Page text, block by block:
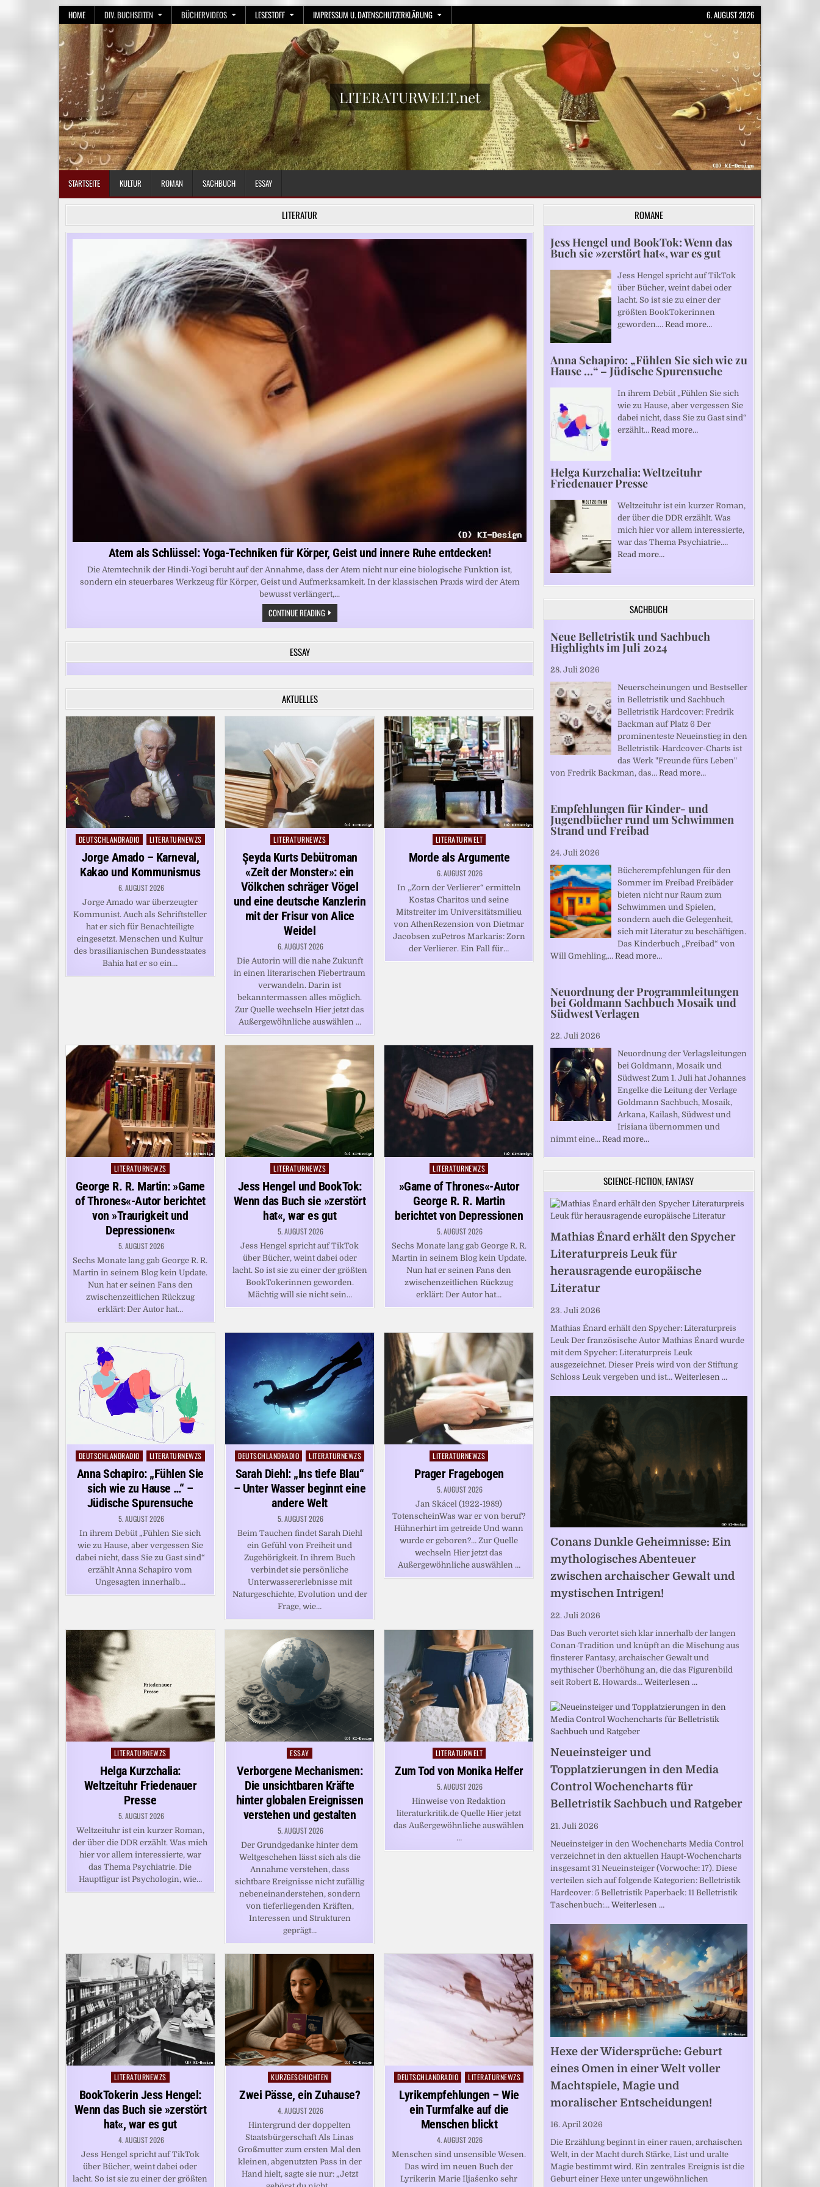
HOME DIV. BUCHSEITEN BÜCHERVIDEOS LESESTOFF IMPRESSUM U. DATENSCHUTZERKLÄRUNG 6. AUGUST 2026
LITERATURWELT.net
STARTSEITE KULTUR ROMAN SACHBUCH ESSAY
LITERATUR
Atem als Schlüssel: Yoga-Techniken für Körper, Geist und innere Ruhe entdecken!
Die Atemtechnik der Hindi-Yogi beruht auf der Annahme, dass der Atem nicht nur eine biologische Funktion ist,
sondern ein steuerbares Werkzeug für Körper, Geist und Aufmerksamkeit. In der klassischen Praxis wird der Atem
bewusst verlängert,...
CONTINUE READINGATEM
ALS
SCHLÜSSEL:
TECHNIKEN
KÖRPER,
UND
RUHE
ESSAY
AKTUELLES
Posted
DEUTSCHLANDRADIO LITERATURNEWZS
Jorge Amado – Karneval,
Kakao und Kommunismus
6. AUGUST 2026
Jorge Amado war überzeugter
Kommunist. Auch als Schriftsteller
hat er sich für Benachteiligte
eingesetzt. Menschen und Kultur
des brasilianischen Bundesstaates
Bahia hat er so ein…
Posted
in
LITERATURNEWZS
Şeyda Kurts Debütroman
«Zeit der Monster»: ein
Völkchen schräger Vögel
und eine deutsche Kanzlerin
mit der Frisur von Alice
Weidel
6. AUGUST 2026
Die Autorin will die nahe Zukunft
in einen literarischen Fiebertraum
verwandeln. Darin ist
bekanntermassen alles möglich.
Zur Quelle wechseln Hier jetzt das
Außergewöhnliche auswählen …
Posted
in
LITERATURWELT
Morde als Argumente
6. AUGUST 2026
In „Zorn der Verlierer“ ermitteln
Kostas Charitos und seine
Mitstreiter im Universitätsmilieu
von AthenRezension von Dietmar
Jacobsen zuPetros Markaris: Zorn
der Verlierer. Ein Fall für…
Posted
in
LITERATURNEWZS
George R. R. Martin: »Game
of Thrones«-Autor berichtet
von »Traurigkeit und
Depressionen«
5. AUGUST 2026
Sechs Monate lang gab George R. R.
Martin in seinem Blog kein Update.
Nun hat er seinen Fans den
zwischenzeitlichen Rückzug
erklärt: Der Autor hat…
Posted
LITERATURNEWZS
Jess Hengel und BookTok:
Wenn das Buch sie »zerstört
hat«, war es gut
5. AUGUST 2026
Jess Hengel spricht auf TikTok
über Bücher, weint dabei oder
lacht. So ist sie zu einer der größten
BookTokerinnen geworden.
Mächtig will sie nicht sein…
Posted
LITERATURNEWZS
»Game of Thrones«-Autor
George R. R. Martin
berichtet von Depressionen
5. AUGUST 2026
Sechs Monate lang gab George R. R.
Martin in seinem Blog kein Update.
Nun hat er seinen Fans den
zwischenzeitlichen Rückzug
erklärt: Der Autor hat…
Posted
in
DEUTSCHLANDRADIO LITERATURNEWZS
Anna Schapiro: „Fühlen Sie
sich wie zu Hause …“ –
Jüdische Spurensuche
5. AUGUST 2026
In ihrem Debüt „Fühlen Sie sich
wie zu Hause, aber vergessen Sie
dabei nicht, dass Sie zu Gast sind“
erzählt Anna Schapiro vom
Ungesagten innerhalb…
Posted
in
DEUTSCHLANDRADIO LITERATURNEWZS
Sarah Diehl: „Ins tiefe Blau“
– Unter Wasser beginnt eine
andere Welt
5. AUGUST 2026
Beim Tauchen findet Sarah Diehl
ein Gefühl von Freiheit und
Zugehörigkeit. In ihrem Buch
verbindet sie persönliche
Unterwassererlebnisse mit
Naturgeschichte, Evolution und der
Frage, wie…
Posted
LITERATURNEWZS
Prager Fragebogen
5. AUGUST 2026
Jan Skácel (1922-1989)
TotenscheinWas war er von beruf?
Hühnerhirt im getreide Und wann
wurde er geboren?… Zur Quelle
wechseln Hier jetzt das
Außergewöhnliche auswählen …
Posted
in
LITERATURNEWZS
Helga Kurzchalia:
Weltzeituhr Friedenauer
Presse
5. AUGUST 2026
Weltzeituhr ist ein kurzer Roman,
der über die DDR erzählt. Was mich
hier vor allem interessierte, war
das Thema Psychiatrie. Die
Hauptfigur ist Psychologin, wie…
Posted
ESSAY
Verborgene Mechanismen:
Die unsichtbaren Kräfte
hinter globalen Ereignissen
verstehen und gestalten
5. AUGUST 2026
Der Grundgedanke hinter dem
Weltgeschehen lässt sich als die
Annahme verstehen, dass
sichtbare Ereignisse nicht zufällig
nebeneinanderstehen, sondern
von tieferliegenden Kräften,
Interessen und Strukturen
geprägt…
Posted
in
LITERATURWELT
Zum Tod von Monika Helfer
5. AUGUST 2026
Hinweise von Redaktion
literaturkritik.de Quelle Hier jetzt
das Außergewöhnliche auswählen
…
Posted
in
LITERATURNEWZS
BookTokerin Jess Hengel:
Wenn das Buch sie »zerstört
hat«, war es gut
4. AUGUST 2026
Jess Hengel spricht auf TikTok
über Bücher, weint dabei oder
lacht. So ist sie zu einer der größten
Posted
in
KURZGESCHICHTEN
Zwei Pässe, ein Zuhause?
4. AUGUST 2026
Hintergrund der doppelten
Staatsbürgerschaft Als Linas
Großmutter zum ersten Mal den
kleinen, abgenutzten Pass in der
Hand hielt, sagte sie nur: „Jetzt
Posted
in
DEUTSCHLANDRADIO LITERATURNEWZS
Lyrikempfehlungen – Wie
ein Turmfalke auf die
Menschen blickt
4. AUGUST 2026
Menschen sind unsensible Wesen.
Das wird im neuen Buch der
Lyrikerin Marie Iljašenko sehr
ROMANE
Jess Hengel und BookTok: Wenn das
Buch sie »zerstört hat«, war es gut
Jess Hengel spricht auf TikTok
über Bücher, weint dabei oder
lacht. So ist sie zu einer der
größten BookTokerinnen
geworden.… Read more…
Anna Schapiro: „Fühlen Sie sich wie zu
Hause …“ – Jüdische Spurensuche
In ihrem Debüt „Fühlen Sie sich
wie zu Hause, aber vergessen Sie
dabei nicht, dass Sie zu Gast sind“
erzählt… Read more…
Helga Kurzchalia: Weltzeituhr
Friedenauer Presse
Weltzeituhr ist ein kurzer Roman,
der über die DDR erzählt. Was
mich hier vor allem interessierte,
war das Thema Psychiatrie.…
Read more…
SACHBUCH
Neue Belletristik und Sachbuch
Highlights im Juli 2024
28. Juli 2026
Neuerscheinungen und Bestseller
in Belletristik und Sachbuch
Belletristik Hardcover: Fredrik
Backman auf Platz 6 Der
prominenteste Neueinstieg in den
Belletristik-Hardcover-Charts ist
das Werk "Freunde fürs Leben"
von Fredrik Backman, das… Read more…
Empfehlungen für Kinder- und
Jugendbücher rund um Schwimmen
Strand und Freibad
24. Juli 2026
Bücherempfehlungen für den
Sommer im Freibad Freibäder
bieten nicht nur Raum zum
Schwimmen und Spielen,
sondern auch die Gelegenheit,
sich mit Literatur zu beschäftigen.
Das Kinderbuch „Freibad“ von
Will Gmehling,… Read more…
Neuordnung der Programmleitungen
bei Goldmann Sachbuch Mosaik und
Südwest Verlagen
22. Juli 2026
Neuordnung der Verlagsleitungen
bei Goldmann, Mosaik und
Südwest Zum 1. Juli hat Johannes
Engelke die Leitung der Verlage
Goldmann Sachbuch, Mosaik,
Arkana, Kailash, Südwest und
Irisiana übernommen und
nimmt eine… Read more…
SCIENCE-FICTION, FANTASY
Mathias Énard erhält den Spycher
Literaturpreis Leuk für
herausragende europäische
Literatur
23. Juli 2026
Mathias Énard erhält den Spycher: Literaturpreis
Leuk Der französische Autor Mathias Énard wurde
mit dem Spycher: Literaturpreis Leuk
ausgezeichnet. Dieser Preis wird von der Stiftung
Schloss Leuk vergeben und ist… Weiterlesen …
Conans Dunkle Geheimnisse: Ein
mythologisches Abenteuer
zwischen archaischer Gewalt und
mystischen Intrigen!
22. Juli 2026
Das Buch verortet sich klar innerhalb der langen
Conan-Tradition und knüpft an die Mischung aus
finsterer Fantasy, archaischer Gewalt und
mythischer Überhöhung an, die das Figurenbild
seit Robert E. Howards… Weiterlesen …
Neueinsteiger und
Topplatzierungen in den Media
Control Wochencharts für
Belletristik Sachbuch und Ratgeber
21. Juli 2026
Neueinsteiger in den Wochencharts Media Control
verzeichnet in den aktuellen Haupt-Wochencharts
insgesamt 31 Neueinsteiger (Vorwoche: 17). Diese
verteilen sich auf folgende Kategorien: Belletristik
Hardcover: 5 Belletristik Paperback: 11 Belletristik
Taschenbuch:… Weiterlesen …
Hexe der Widersprüche: Geburt
eines Omen in einer Welt voller
Machtspiele, Magie und
moralischer Entscheidungen!
16. April 2026
Die Erzählung beginnt in einer rauen, archaischen
Welt, in der Macht durch Stärke, List und uralte
Magie bestimmt wird. Ein zentrales Ereignis ist die
Geburt einer Hexe unter ungewöhnlichen